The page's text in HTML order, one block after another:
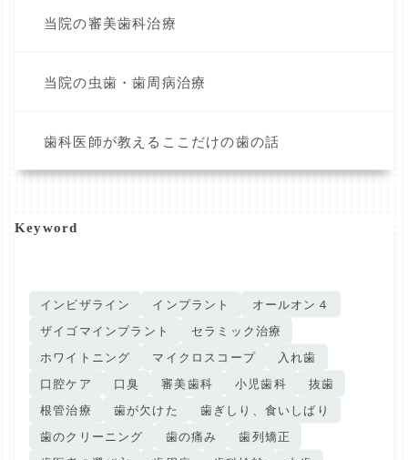
当院の審美歯科治療
当院の虫歯・歯周病治療
歯科医師が教えるここだけの歯の話
Keyword
インビザライン インプラント
オールオン４
ザイゴマインプラント
セラミック治療
ホワイトニング
マイクロスコープ
入れ歯
口腔ケア
口臭 審美歯科 小児歯科
抜歯
根管治療
歯が欠けた
歯ぎしり、食いしばり
歯のクリーニング
歯の痛み
歯列矯正